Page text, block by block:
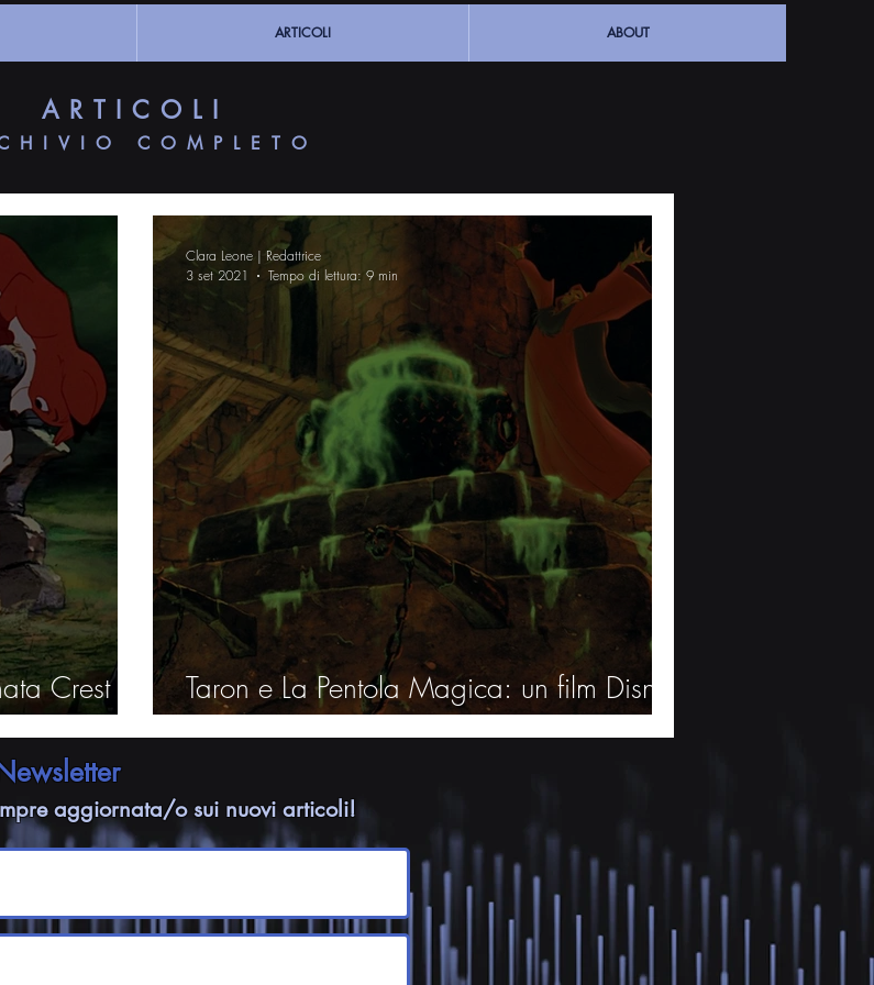
ARTICOLI ABOUT
ARTICOLI
COMPLETO
Crest
Taron e La Pentola Magica: un film Disney
atipico
Clara Leone | Redattrice
3 set 2021
Tempo di lettura: 9 min
aggiornata/o sui nuovi articoli!